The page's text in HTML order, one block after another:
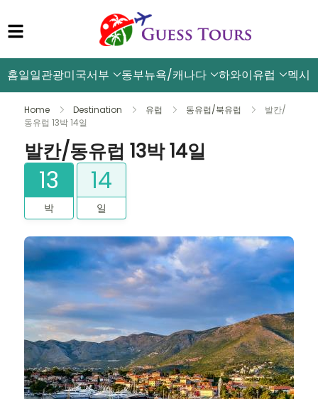
홈일일관광미국서부 동부뉴욕/캐나다 하와이유럽 멕시
Home Destination 유럽 동유럽/북유럽
발칸/
동유럽 13박 14일
발칸/동유럽 13박 14일
13
박
14
일